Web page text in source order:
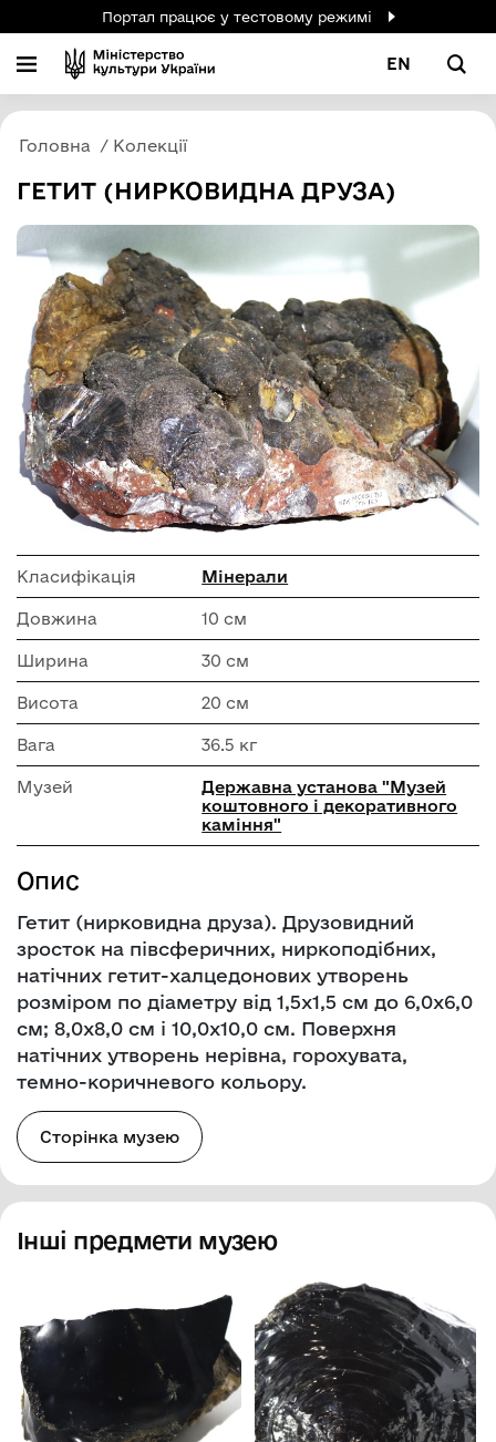
Портал працює у тестовому режимі
EN
Головна Колекції
ГЕТИТ (НИРКОВИДНА ДРУЗА)
Класифікація Мінерали
Довжина 10 см
Ширина 30 см
Висота 20 см
Вага 36.5 кг
Музей
Державна установа "Музей
коштовного і декоративного
каміння"
Опис
Гетит (нирковидна друза). Друзовидний
зросток на півсферичних, ниркоподібних,
натічних гетит-халцедонових утворень
розміром по діаметру від 1,5х1,5 см до 6,0х6,0
см; 8,0х8,0 см і 10,0х10,0 см. Поверхня
натічних утворень нерівна, горохувата,
темно-коричневого кольору.
Сторінка музею
Інші предмети музею